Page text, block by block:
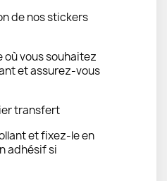
de nos stickers
vous souhaitez
et assurez-vous
transfert
et fixez-le en
adhésif si